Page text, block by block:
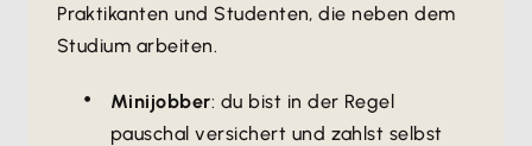
Praktikanten und Studenten, die neben dem
Studium arbeiten.
Minijobber: du bist in der Regel
pauschal versichert und zahlst selbst